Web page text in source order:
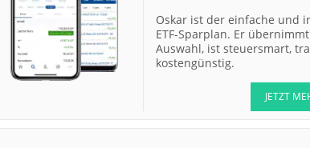
Oskar ist der einfache und
ETF-Sparplan. Er
Auswahl, ist steuersmart,
kostengünstig.
JETZT